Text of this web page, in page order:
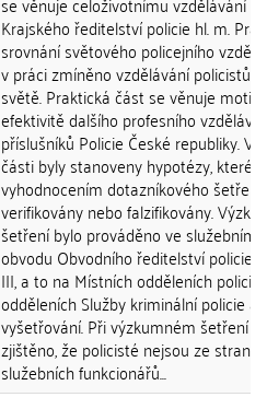
Krajského ředitelství policie hl. m.
srovnání světového policejního
v práci zmíněno vzdělávání policistů
světě. Praktická část se věnuje
efektivitě dalšího profesního
příslušníků Policie České republiky. V
části byly stanoveny hypotézy, které
vyhodnocením dotazníkového
verifikovány nebo falzifikovány.
šetření bylo prováděno ve služebním
obvodu Obvodního ředitelství policie
III, a to na Místních odděleních policie
odděleních Služby kriminální policie a
vyšetřování. Při výzkumném šetření
zjištěno, že policisté nejsou ze strany
služebních funkcionářů...